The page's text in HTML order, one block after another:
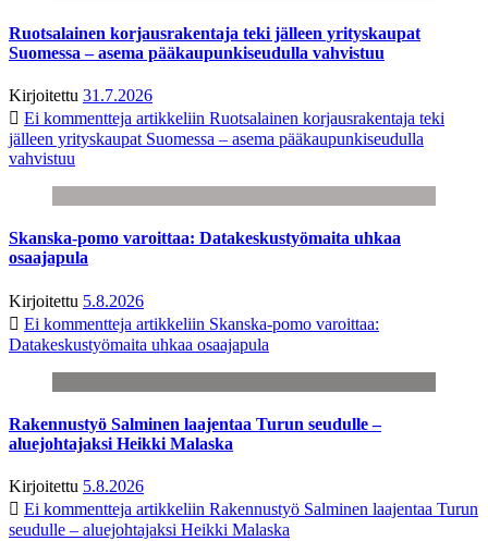
Ruotsalainen korjausrakentaja teki jälleen yrityskaupat
Suomessa – asema pääkaupunkiseudulla vahvistuu
Kirjoitettu 31.7.2026
Ei kommentteja artikkeliin Ruotsalainen korjausrakentaja teki
jälleen yrityskaupat Suomessa – asema pääkaupunkiseudulla
vahvistuu
Skanska-pomo varoittaa: Datakeskustyömaita uhkaa
osaajapula
Kirjoitettu 5.8.2026
Ei kommentteja artikkeliin Skanska-pomo varoittaa:
Datakeskustyömaita uhkaa osaajapula
Rakennustyö Salminen laajentaa Turun seudulle –
aluejohtajaksi Heikki Malaska
Kirjoitettu 5.8.2026
Ei kommentteja artikkeliin Rakennustyö Salminen laajentaa Turun
seudulle – aluejohtajaksi Heikki Malaska